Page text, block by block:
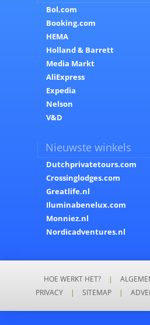
Bol.com
Booking.com
HEMA
Holland & Barrett
Media Markt
AliExpress
Expedia
Nelson
V&D
Nieuwste winkels
Dutchprivatetours.com
Crossinglodges.com
Greatlife.nl
Iluminabenelux.com
Monniez.nl
Nordicadventures.nl
HOE WERKT HET? |
PRIVACY
| SITEMAP |